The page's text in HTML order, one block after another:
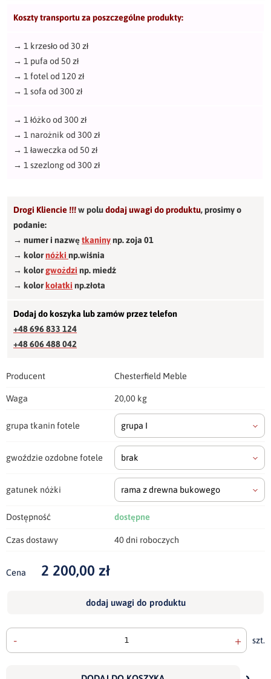
Koszty transportu za poszczególne produkty:
→ 1 krzesło od 30 zł
→ 1 pufa od 50 zł
→ 1 fotel od 120 zł
→ 1 sofa od 300 zł
→ 1 łóżko od 300 zł
→ 1 narożnik od 300 zł
→ 1 ławeczka od 50 zł
→ 1 szezlong od 300 zł
Drogi Kliencie !!!w poludodaj uwagi do produktu,prosimy o
podanie:
→ numer i nazwętkaninynp. zoja 01
→ kolornóżki np.wiśnia
→ kolorgwożdzi np. miedź
→ kolorkołatki np.złota
Dodaj do koszyka lub zamów przez telefon
+48 696 833 124
+48 606 488 042
Producent Chesterfield Meble
Waga 20,00 kg
grupa tkanin fotele grupa I
gwoździe ozdobne fotele brak
gatunek nóżki rama z drewna bukowego
Dostępność dostępne
Czas dostawy 40 dni roboczych
Cena 2 200,00 zł
dodaj uwagi do produktu
- + szt.